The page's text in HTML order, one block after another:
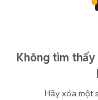
Không tìm
Hãy xóa một